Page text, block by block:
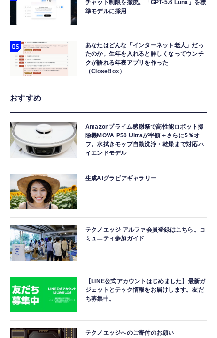
チャット制限を撤廃。「GPT-5.6 Luna」を標
準モデルに採用
あなたはどんな「インターネット老人」だっ
たのか。生年を入れると詳しくなってウンチ
クが語れる年表アプリを作った
（CloseBox）
おすすめ
Amazonプライム感謝祭で高性能ロボット掃
除機MOVA P50 Ultraが半額＋さらに5％オ
フ。水拭きモップ自動洗浄・乾燥まで対応ハ
イエンドモデル
生成AIグラビアギャラリー
テクノエッジ アルファ会員登録はこちら。コ
ミュニティ参加ガイド
【LINE公式アカウントはじめました】最新ガ
ジェットとテック情報をお届けします。友だ
ち募集中。
テクノエッジへのご寄付のお願い